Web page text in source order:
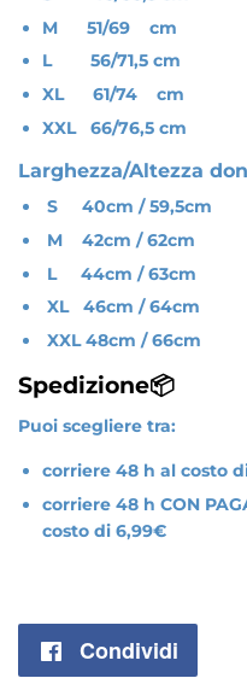
M 51/69 cm
L 56/71,5 cm
XL 61/74 cm
XXL 66/76,5 cm
Larghezza/Altezza
S 40cm / 59,5cm
M 42cm / 62cm
L 44cm / 63cm
XL 46cm / 64cm
XXL 48cm / 66cm
Spedizione📦
Puoi scegliere tra:
corriere 48 h al costo
corriere 48 h CON
costo di 6,99€
Condividi